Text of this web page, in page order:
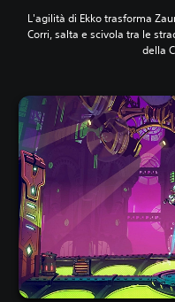
L'agilità di Ekko trasforma
Corri, salta e scivola tra le
della